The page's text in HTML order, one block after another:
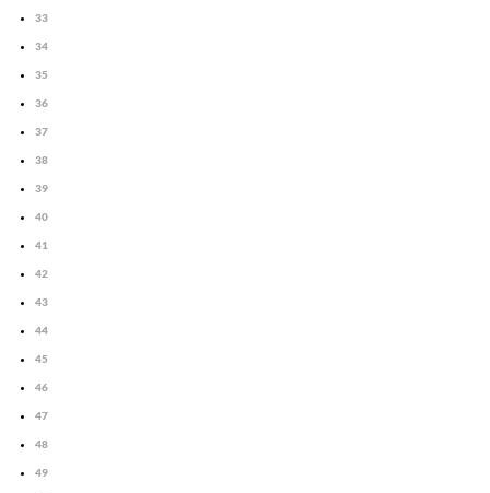
33
34
35
36
37
38
39
40
41
42
43
44
45
46
47
48
49